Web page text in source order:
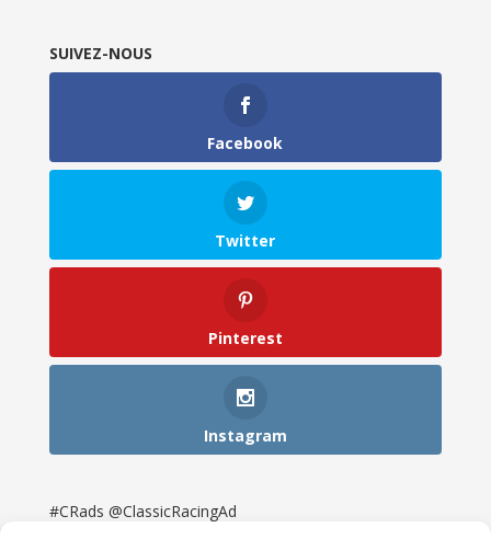
SUIVEZ-NOUS
Facebook
Twitter
Pinterest
Instagram
#CRads @ClassicRacingAd